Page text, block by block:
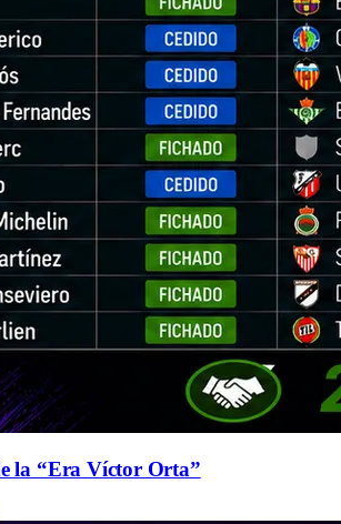
la “Era Víctor Orta”